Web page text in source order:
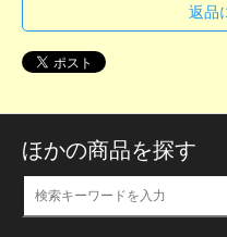
返品
ほかの商品を探す